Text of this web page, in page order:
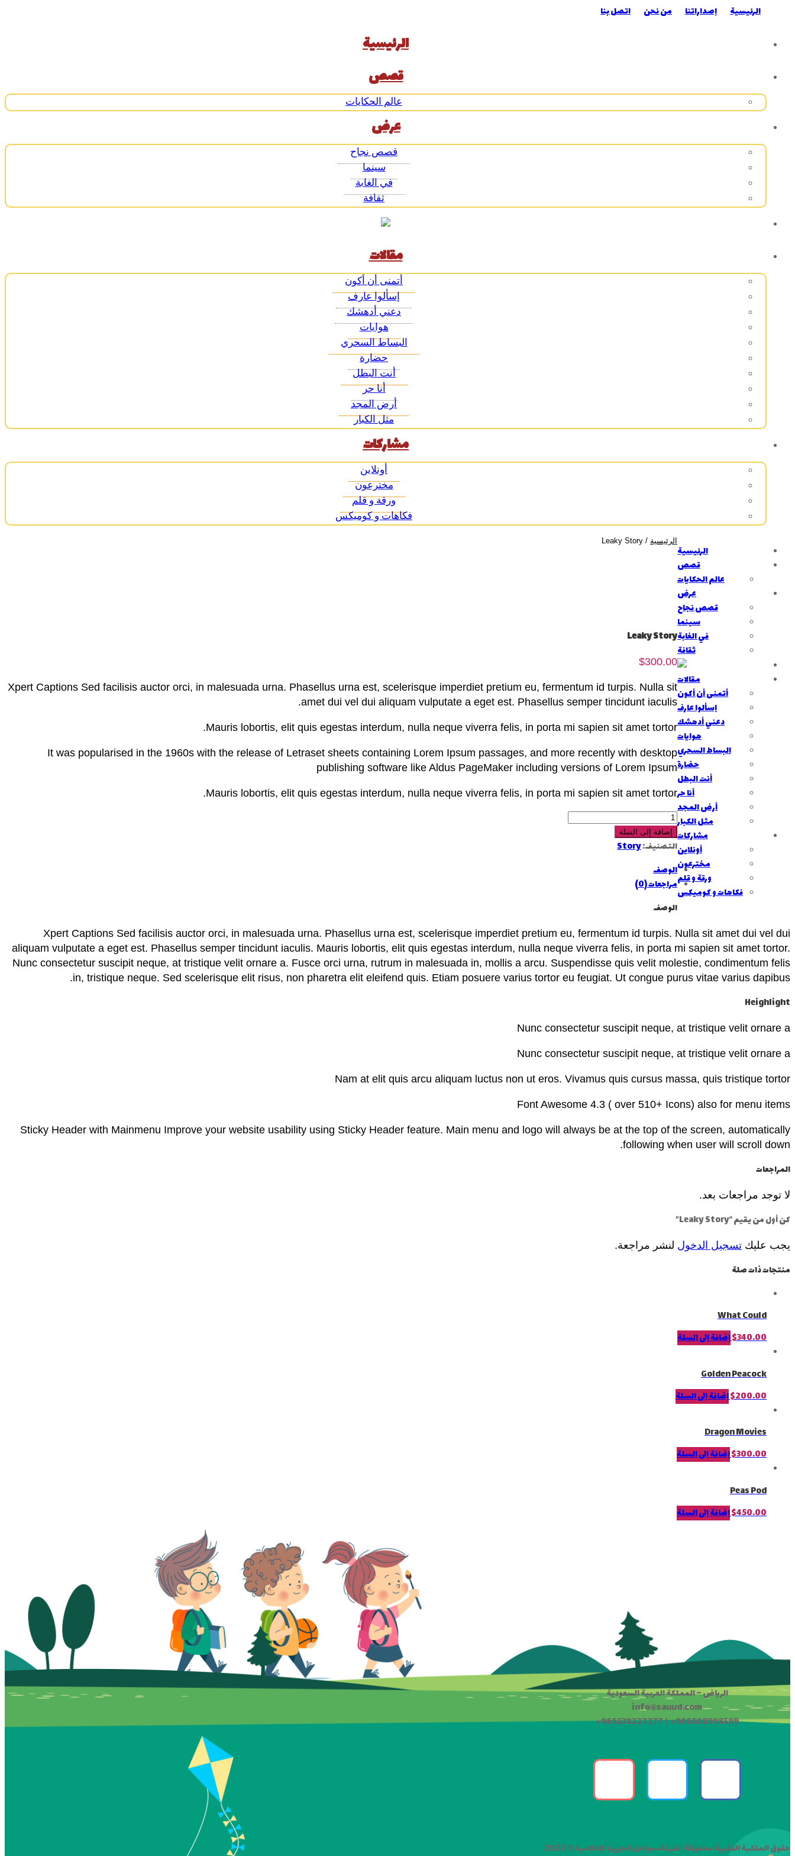
الرئيسية إصداراتنا من نحن اتصل بنا
الرئيسية
قصص
عالم الحكايات
عرض
قصص نجاح
سينما
في الغابة
ثقافة
مقالات
أتمنى أن أكون
إسألوا عارف
دعني أدهشك
هوايات
البساط السحري
حضارة
أنت البطل
أنا حر
أرض المجد
مثل الكبار
مشاركات
أونلاين
مخترعون
ورقة و قلم
فكاهات و كوميكس
الرئيسية
قصص
عالم الحكايات
عرض
قصص نجاح
سينما
في الغابة
ثقافة
مقالات
أتمنى أن أكون
إسألوا عارف
دعني أدهشك
هوايات
البساط السحري
حضارة
أنت البطل
أنا حر
أرض المجد
مثل الكبار
مشاركات
أونلاين
مخترعون
ورقة و قلم
فكاهات و كوميكس
الرئيسية / Leaky Story
Leaky Story
$300.00
Xpert Captions Sed facilisis auctor orci, in malesuada urna. Phasellus urna est, scelerisque imperdiet pretium eu, fermentum id turpis. Nulla sit
amet dui vel dui aliquam vulputate a eget est. Phasellus semper tincidunt iaculis.
Mauris lobortis, elit quis egestas interdum, nulla neque viverra felis, in porta mi sapien sit amet tortor.
It was popularised in the 1960s with the release of Letraset sheets containing Lorem Ipsum passages, and more recently with desktop
publishing software like Aldus PageMaker including versions of Lorem Ipsum
Mauris lobortis, elit quis egestas interdum, nulla neque viverra felis, in porta mi sapien sit amet tortor.
كمية
Leaky
Story
إضافة إلى السلة
التصنيف:Story
الوصف
مراجعات (0)
الوصف
Xpert Captions Sed facilisis auctor orci, in malesuada urna. Phasellus urna est, scelerisque imperdiet pretium eu, fermentum id turpis. Nulla sit amet dui vel dui
aliquam vulputate a eget est. Phasellus semper tincidunt iaculis. Mauris lobortis, elit quis egestas interdum, nulla neque viverra felis, in porta mi sapien sit amet tortor.
Nunc consectetur suscipit neque, at tristique velit ornare a. Fusce orci urna, rutrum in malesuada in, mollis a arcu. Suspendisse quis velit molestie, condimentum felis
in, tristique neque. Sed scelerisque elit risus, non pharetra elit eleifend quis. Etiam posuere varius tortor eu feugiat. Ut congue purus vitae varius dapibus.
Heighlight
Nunc consectetur suscipit neque, at tristique velit ornare a
Nunc consectetur suscipit neque, at tristique velit ornare a
Nam at elit quis arcu aliquam luctus non ut eros. Vivamus quis cursus massa, quis tristique tortor
Font Awesome 4.3 ( over 510+ Icons) also for menu items
Sticky Header with Mainmenu Improve your website usability using Sticky Header feature. Main menu and logo will always be at the top of the screen, automatically
following when user will scroll down.
المراجعات
لا توجد مراجعات بعد.
كن أول من يقيم “Leaky Story”
يجب عليك تسجيل الدخول لنشر مراجعة.
منتجات ذات صلة
What Could
$340.00 إضافة إلى السلة
Golden Peacock
$200.00 إضافة إلى السلة
Dragon Movies
$300.00 إضافة إلى السلة
Peas Pod
$450.00 إضافة إلى السلة
الرياض – المملكة العربية السعودية
info@sauud.com
+966538227277 | +966508998599
حقوق الملكية الفكرية محفوظة | شركة سواحل الجزيرة الإعلامية © 2022